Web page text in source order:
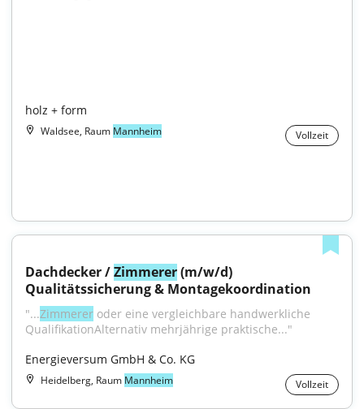
holz + form
Waldsee, Raum Mannheim Vollzeit
Dachdecker / Zimmerer (m/w/d)
Qualitätssicherung & Montagekoordination
"...Zimmerer oder eine vergleichbare handwerkliche
QualifikationAlternativ mehrjährige praktische..."
Energieversum GmbH & Co. KG
Heidelberg, Raum Mannheim Vollzeit